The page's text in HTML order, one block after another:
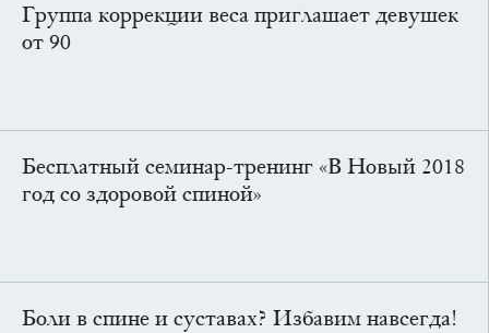
Группа коррекции веса приглашает девушек
от 90
Бесплатный семинар-тренинг «В Новый 2018
год со здоровой спиной»
Боли в спине и суставах? Избавим навсегда!